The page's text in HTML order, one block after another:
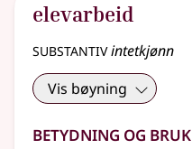
elevarbeid
substantivintetkjønn
Vis bøyning
Betydning og bruk